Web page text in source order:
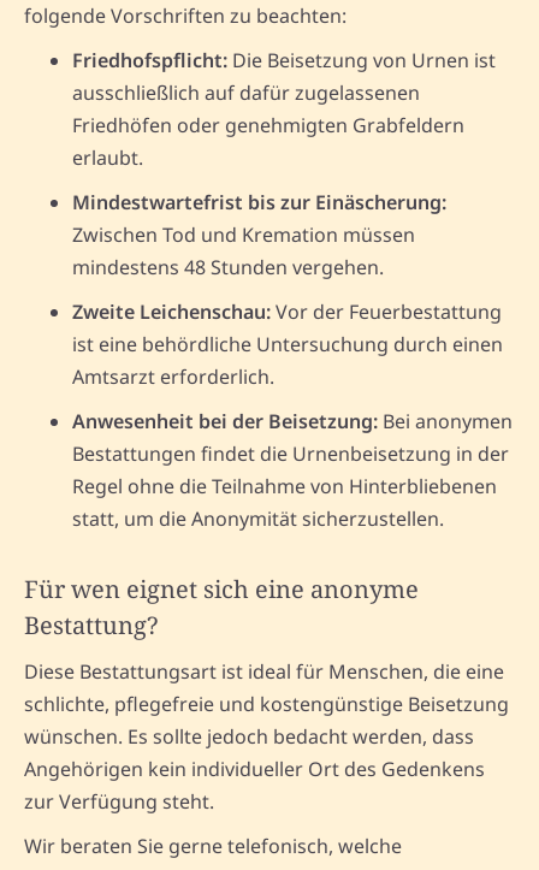
folgende Vorschriften zu beachten:
Friedhofspflicht: Die Beisetzung von Urnen ist
ausschließlich auf dafür zugelassenen
Friedhöfen oder genehmigten Grabfeldern
erlaubt.
Mindestwartefrist bis zur Einäscherung:
Zwischen Tod und Kremation müssen
mindestens 48 Stunden vergehen.
Zweite Leichenschau:Vor der Feuerbestattung
ist eine behördliche Untersuchung durch einen
Amtsarzt erforderlich.
Anwesenheit bei der Beisetzung: Bei anonymen
Bestattungen findet die Urnenbeisetzung in der
Regel ohne die Teilnahme von Hinterbliebenen
statt, um die Anonymität sicherzustellen.
Für wen eignet sich eine anonyme
Bestattung?
Diese Bestattungsart ist ideal für Menschen, die eine
schlichte, pflegefreie und kostengünstige Beisetzung
wünschen. Es sollte jedoch bedacht werden, dass
Angehörigen kein individueller Ort des Gedenkens
zur Verfügung steht.
Wir beraten Sie gerne telefonisch, welche